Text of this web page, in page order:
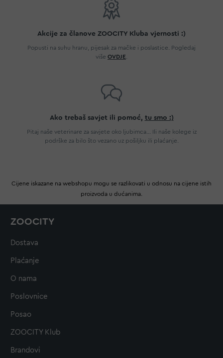
Akcije za članove ZOOCITY Kluba vjernosti :)
Popusti na suhu hranu, pijesak za mačke i poslastice. Pogledaj
više OVDJE
Ako trebaš savjet ili pomoć, tu smo :)
Pitaj naše veterinare za savjete oko ljubimca... Ili naše kolege iz
podrške za bilo što vezano uz pošiljku ili plaćanje.
Cijene iskazane na webshopu mogu se razlikovati u odnosu na cijene istih
proizvoda u dućanima.
ZOOCITY
Dostava
Plaćanje
O nama
Poslovnice
Posao
ZOOCITY Klub
Brandovi